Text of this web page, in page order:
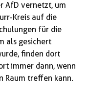
AfD vernetzt, um
Kreis auf die
für die
als gesichert
finden dort
immer dann, wenn
Raum treffen kann.